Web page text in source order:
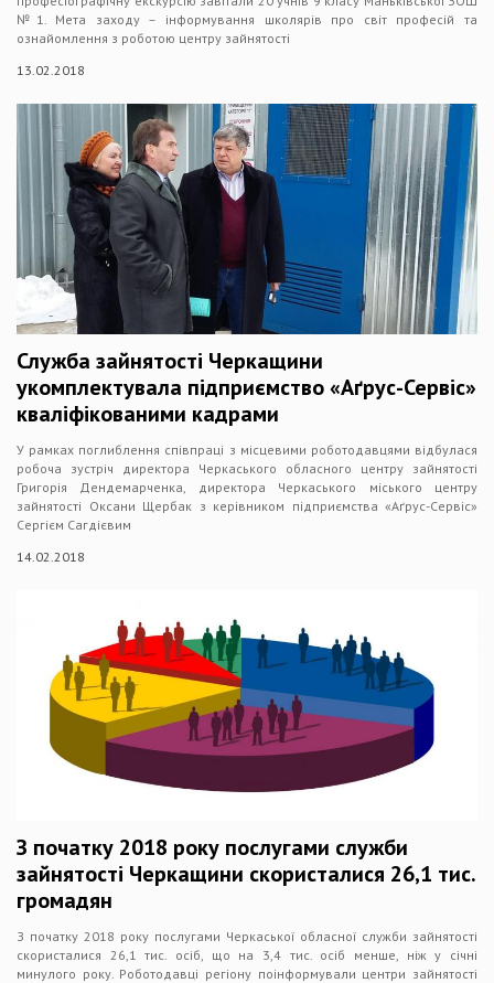
№1. Мета заходу – інформування школярів про світ професій та
ознайомлення з роботою центру зайнятості
13.02.2018
Служба зайнятості Черкащини
укомплектувала підприємство «Аґрус-Сервіс»
кваліфікованими кадрами
У рамках поглиблення співпраці з місцевими роботодавцями відбулася
робоча зустріч директора Черкаського обласного центру зайнятості
Григорія Дендемарченка, директора Черкаського міського центру
зайнятості Оксани Щербак з керівником підприємства «Аґрус-Сервіс»
Сергієм Сагдієвим
14.02.2018
З початку 2018 року послугами служби
зайнятості Черкащини скористалися 26,1 тис.
громадян
З початку 2018 року послугами Черкаської обласної служби зайнятості
скористалися 26,1 тис. осіб, що на 3,4 тис. осіб менше, ніж у січні
минулого року. Роботодавці регіону поінформували центри зайнятості